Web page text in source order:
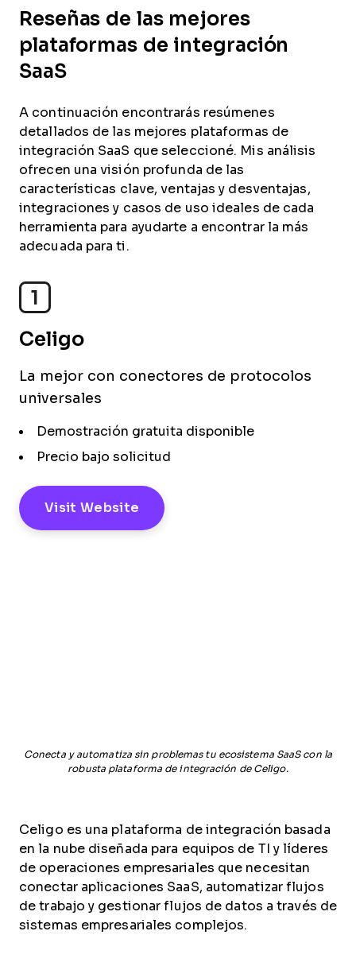
Reseñas de las mejores
plataformas de integración
SaaS
A continuación encontrarás resúmenes
detallados de las mejores plataformas de
integración SaaS que seleccioné. Mis análisis
ofrecen una visión profunda de las
características clave, ventajas y desventajas,
integraciones y casos de uso ideales de cada
herramienta para ayudarte a encontrar la más
adecuada para ti.
1
Celigo
La mejor con conectores de protocolos
universales
Demostración gratuita disponible
Precio bajo solicitud
Visit Website
Conecta y automatiza sin problemas tu ecosistema SaaS con la
robusta plataforma de integración de Celigo.
Celigo es una plataforma de integración basada
en la nube diseñada para equipos de TI y líderes
de operaciones empresariales que necesitan
conectar aplicaciones SaaS, automatizar flujos
de trabajo y gestionar flujos de datos a través de
sistemas empresariales complejos.